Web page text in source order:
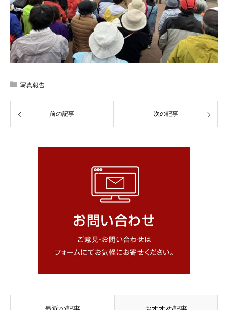
写真報告
前の記事 次の記事